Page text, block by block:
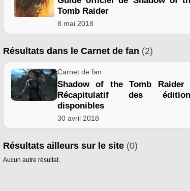
Tomb Raider
8 mai 2018
Résultats dans le Carnet de fan (2)
Carnet de fan
Shadow of the Tomb Raider
Récapitulatif des
disponibles
30 avril 2018
Résultats ailleurs sur le site (0)
Aucun autre résultat.